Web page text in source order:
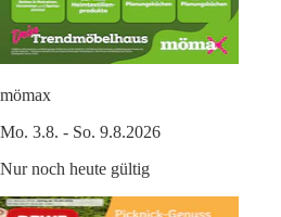
mömax
Mo. 3.8. - So. 9.8.2026
Nur noch heute gültig